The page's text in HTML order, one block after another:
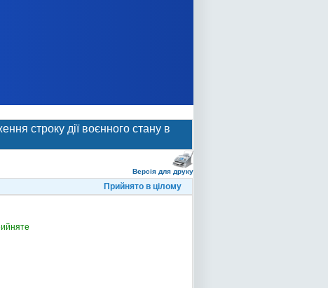
строку дії воєнного стану в
Версія для друку
Прийнято в цілому